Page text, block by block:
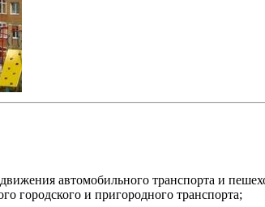
автомобильного транспорта и
городского и пригородного транспорта;